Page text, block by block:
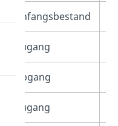
Anfangsbestand
Zugang
Abgang
Zugang